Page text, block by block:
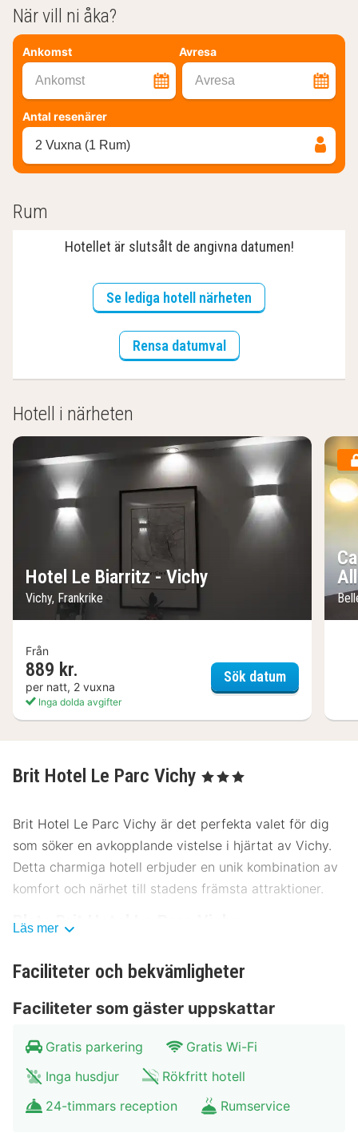
När vill ni åka?
Ankomst Avresa
Ankomst Avresa
Antal resenärer
2 Vuxna (1 Rum)
Rum
Hotellet är slutsålt de angivna datumen!
Se lediga hotell närheten
Rensa datumval
Hotell i närheten
Hotel Le Biarritz - Vichy
Vichy, Frankrike
Från
889 kr.
per natt, 2 vuxna
Inga dolda avgifter
Sök datumHotel Le
Brit Hotel Le Parc Vichy , 3 Stjärnor
Brit Hotel Le Parc Vichy är det perfekta valet för dig
som söker en avkopplande vistelse i hjärtat av Vichy.
Detta charmiga hotell erbjuder en unik kombination av
komfort och närhet till stadens främsta attraktioner.
Plats Brit Hotel Le Parc Vichy
bara några minuter från stadens pulserande centrum
kulturella sevärdheter som museer och teatrar, vilket
gör det till en idealisk plats för kulturälskare. Dessutom
finns det utmärkta transportalternativ med både buss
och tåg inom nära räckhåll, samt tillgång till parkering
för gäster som anländer med bil.
Läs mer
Faciliteter och bekvämligheter
Faciliteter som gäster uppskattar
Gratis parkering
Gratis Wi-Fi
Inga husdjur
Rökfritt hotell
24-timmars reception
Rumservice